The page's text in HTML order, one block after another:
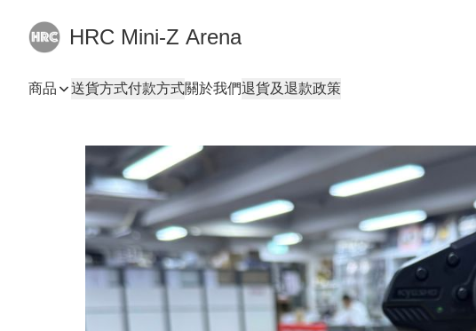
HRC Mini-Z Arena
商品 送貨方式付款方式關於我們退貨及退款政策